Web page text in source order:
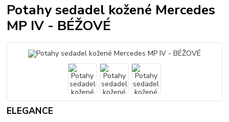
Potahy sedadel kožené Mercedes
MP IV - BÉŽOVÉ
ELEGANCE